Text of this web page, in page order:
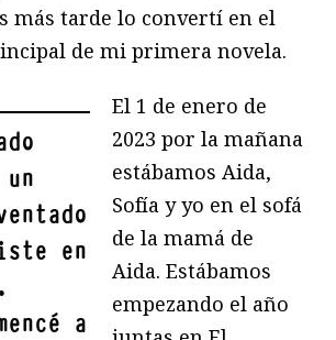
más tarde lo convertí en el
de mi primera novela.
en
a
El 1 de enero de
2023 por la mañana
estábamos Aida,
Sofía y yo en el sofá
de la mamá de
Aida. Estábamos
empezando el año